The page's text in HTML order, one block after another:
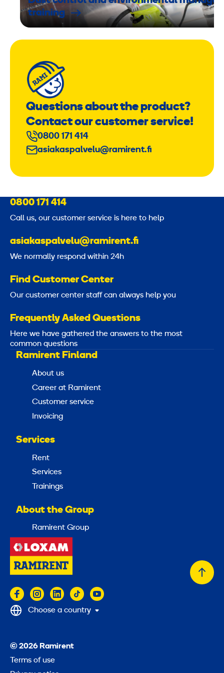
training
Questions about the product?
Contact our customer service!
0800 171 414
asiakaspalvelu@ramirent.fi
0800 171 414
Call us, our customer service is here to help
asiakaspalvelu@ramirent.fi
We normally respond within 24h
Find Customer Center
Our customer center staff can always help you
Frequently Asked Questions
Here we have gathered the answers to the most
common questions
Ramirent Finland
About us
Career at Ramirent
Customer service
Invoicing
Services
Rent
Services
Trainings
About the Group
Ramirent Group
Back
© 2026 Ramirent
Terms of use
Choose a country